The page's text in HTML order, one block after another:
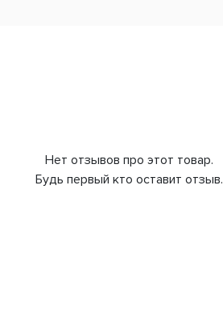
Нет отзывов про этот товар.
Будь первый кто оставит отзыв.